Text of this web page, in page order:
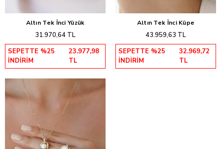
Sepete Ekle
Altın Tek İnci Yüzük
31.970,64 TL
SEPETTE %25
İNDİRİM
23.977,98
TL
Sepete Ekle
Altın Tek İnci Küpe
43.959,63 TL
SEPETTE %25
İNDİRİM
32.969,72
TL